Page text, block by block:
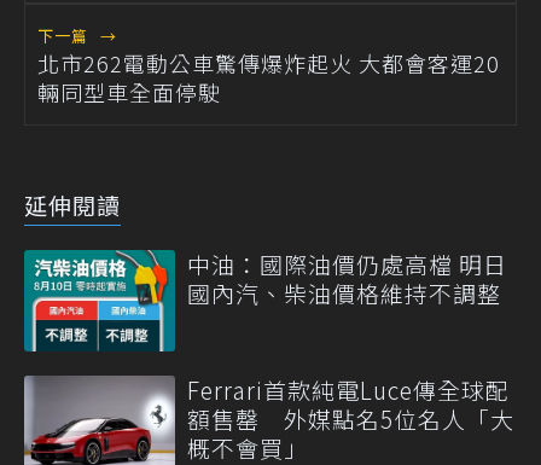
下一篇 →
北市262電動公車驚傳爆炸起火 大都會客運20
輛同型車全面停駛
延伸閱讀
中油：國際油價仍處高檔 明日
國內汽、柴油價格維持不調整
Ferrari首款純電Luce傳全球配
額售罄 外媒點名5位名人「大
概不會買」